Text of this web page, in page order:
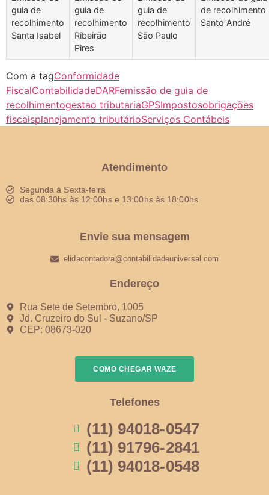
guia de
recolhimento
Santa Isabel
guia de
recolhimento
Ribeirão
Pires
guia de
recolhimento
São Paulo
de recolhimento
Santo André
Com a tagConformidade
FiscalContabilidadeDARFemissão de guia de
recolhimentogestao tributariaGPSImpostosobrigações
fiscaisplanejamento tributárioServiços Contábeis
Atendimento
Segunda á Sexta-feira
das 08:30hs às 12:00hs e 13:00hs às 18:00hs
Envie sua mensagem
elidacontadora@contabilidadeuniversal.com
Endereço
Rua Sete de Setembro, 1005
Jd. Cruzeiro do Sul - Suzano/SP
CEP: 08673-020
COMO CHEGAR WAZE
Telefones
(11) 94018-0547
(11) 91796-2841
(11) 94018-0548